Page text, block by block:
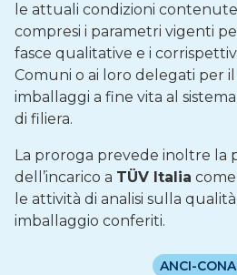
le attuali condizioni
compresi i parametri vigenti
fasce qualitative e i
Comuni o ai loro delegati per
imballaggi a fine vita al sistema
di filiera.
La proroga prevede inoltre la
dell’incarico a TÜV Italia
le attività di analisi sulla
imballaggio conferiti.
ANCI-